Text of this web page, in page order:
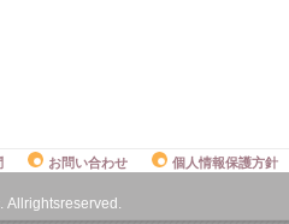
お問い合わせ 個人情報保護方針
Allrightsreserved.